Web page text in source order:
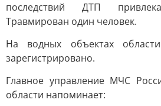
последствий ДТП
Травмирован один человек.
На водных объектах
зарегистрировано.
Главное управление МЧС
области напоминает: